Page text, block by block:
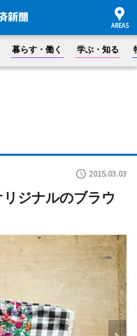
暮らす・働く 学ぶ・知る
2015.03.03
ジナルのブラウ